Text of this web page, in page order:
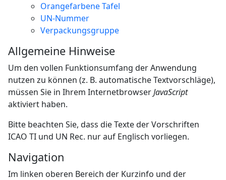
Orangefarbene Tafel
UN-Nummer
Verpackungsgruppe
Allgemeine Hinweise
Um den vollen Funktionsumfang der Anwendung
nutzen zu können (z. B. automatische Textvorschläge),
müssen Sie in Ihrem InternetbrowserJavaScript
aktiviert haben.
Bitte beachten Sie, dass die Texte der Vorschriften
ICAO TI und UN Rec. nur auf Englisch vorliegen.
Navigation
Im linken oberen Bereich der Kurzinfo und der